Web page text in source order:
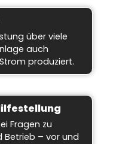
über viele
auch
produziert.
Fragen zu
Betrieb – vor und